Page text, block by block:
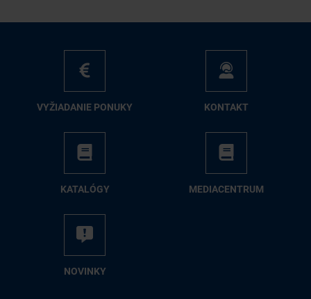
VY­ŽIA­DA­NIE PO­NU­KY KON­TAKT
KA­TA­LÓ­GY ME­DIA­CEN­TRUM
NO­VIN­KY